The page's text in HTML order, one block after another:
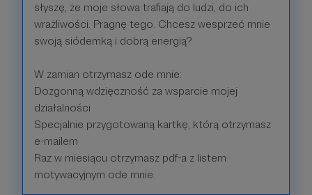
słyszę, że moje słowa trafiają do ludzi, do ich
wrażliwości. Pragnę tego. Chcesz wesprzeć mnie
swoją siódemką i dobrą energią?
W zamian otrzymasz ode mnie:
Dozgonną wdzięczność za wsparcie mojej
działalności
Specjalnie przygotowaną kartkę, którą otrzymasz
e-mailem
Raz w miesiącu otrzymasz pdf-a z listem
motywacyjnym ode mnie.